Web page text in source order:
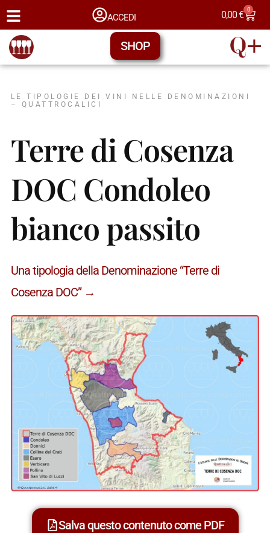
ACCEDI 0,00€ 0
SHOP
LE TIPOLOGIE DEI VINI NELLE DENOMINAZIONI
– QUATTROCALICI
Terre di Cosenza
DOC Condoleo
bianco passito
Una tipologia della Denominazione “Terre di
Cosenza DOC” →
Salva questo contenuto come PDF